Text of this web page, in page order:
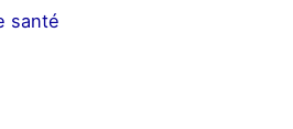
santé